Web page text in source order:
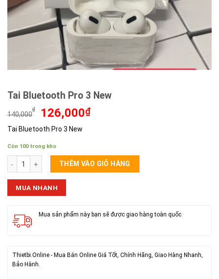
Tai Bluetooth Pro 3 New
140,000
₫
Giá
là:
140,000₫.
126,000₫Giá
Tai Bluetooth Pro 3 New
Còn 100 trong kho
Tai Bluetooth Pro 3 New số lượng
THÊM VÀO GIỎ HÀNG
MUA NHANH
Mua sản phẩm này bạn sẽ được giao hàng toàn quốc
Thietbi.Online - Mua Bán Online Giá Tốt, Chính Hãng, Giao Hàng Nhanh,
Bảo Hành.